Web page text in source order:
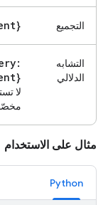
التجميع
التشابه
الدلالي
لا
مثال على الاستخدام
Python